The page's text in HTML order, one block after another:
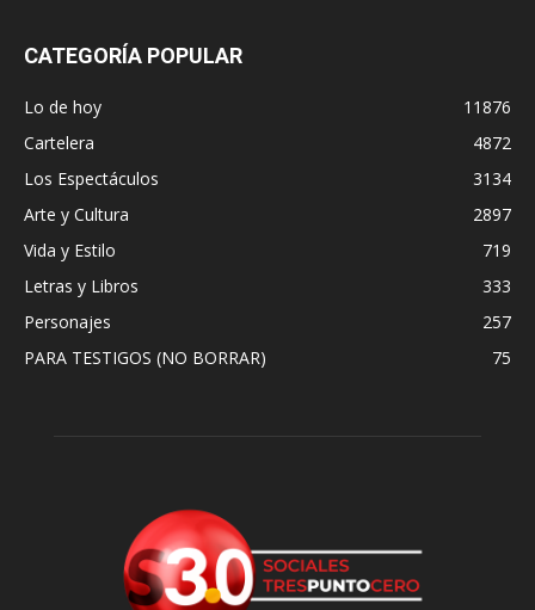
CATEGORÍA POPULAR
Lo de hoy
11876
Cartelera
4872
Los Espectáculos
3134
Arte y Cultura
2897
Vida y Estilo
719
Letras y Libros
333
Personajes
257
PARA TESTIGOS (NO BORRAR)
75